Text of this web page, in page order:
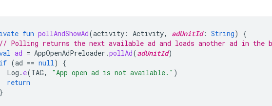
fun pollAndShowAd(activity : Activity, adUnitId: String)
{
// Polling returns the next available ad and loads another ad in the
ad = AppOpenAdPreloader .pollAd(adUnitId)
if (ad == null)
{
Log . e(TAG, "App open ad is not available." )
return
}